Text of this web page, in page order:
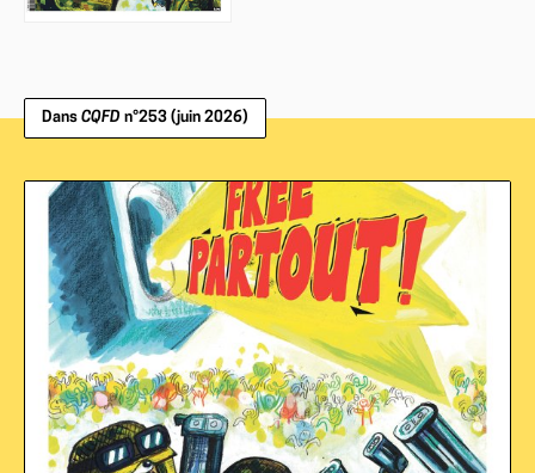
Dans CQFD n°253 (juin 2026)